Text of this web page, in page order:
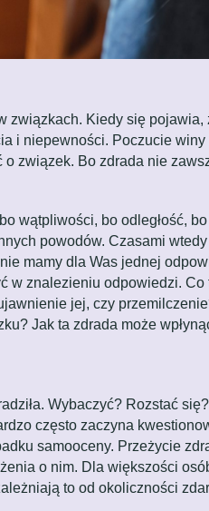
Kiedy się
i niepewności. Poczucie
związek. Bo zdrada nie
wątpliwości, bo odległość,
powodów. Czasami
mamy dla Was jednej
w znalezieniu odpowiedzi.
jej, czy
Jak ta zdrada może
Wybaczyć? Rozstać
często zaczyna
samooceny. Przeżycie
o nim. Dla większości
to od okoliczności